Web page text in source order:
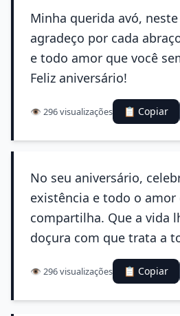
Minha querida avó,
agradeço por cada
e todo amor que você
Feliz aniversário!
👁️ 296 visualizações 📋 Copiar
No seu aniversário,
existência e todo o amor
compartilha. Que a vida
doçura com que trata a
👁️ 296 visualizações 📋 Copiar